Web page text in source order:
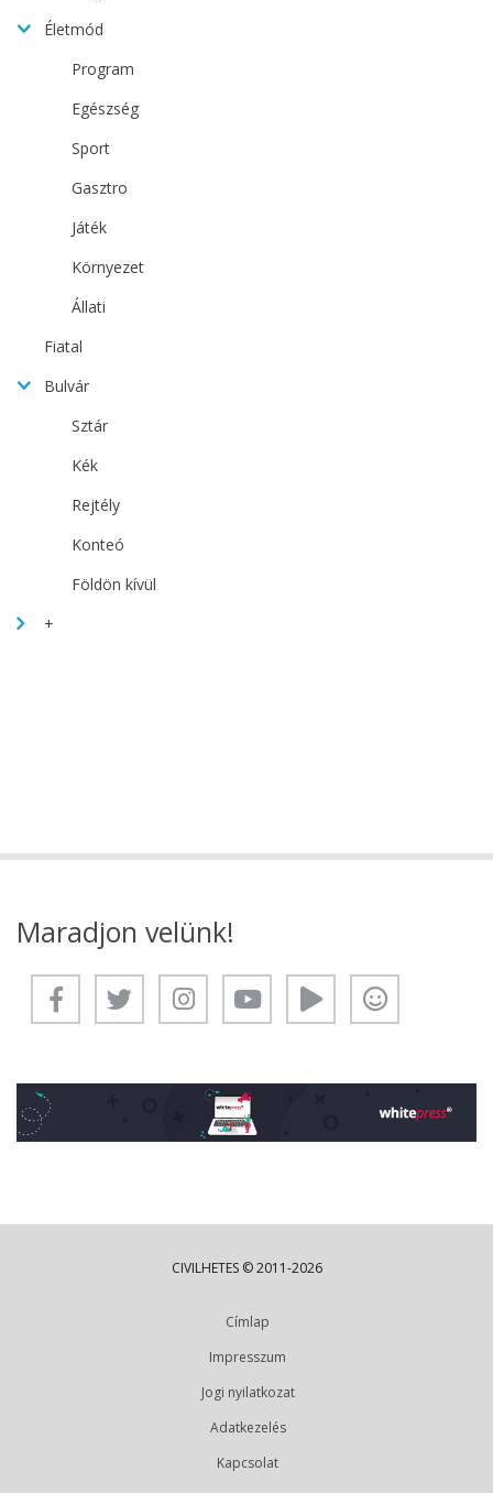
Életmód
Program
Egészség
Sport
Gasztro
Játék
Környezet
Állati
Fiatal
Bulvár
Sztár
Kék
Rejtély
Konteó
Földön kívül
+
Maradjon velünk!
CIVILHETES © 2011-2026
Címlap
Impresszum
Jogi nyilatkozat
Adatkezelés
Kapcsolat